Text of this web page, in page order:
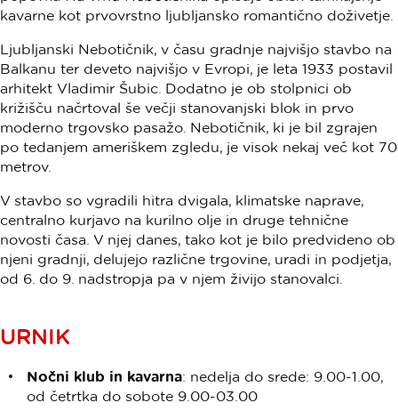
kavarne kot prvovrstno ljubljansko romantično doživetje.
Ljubljanski Nebotičnik, v času gradnje najvišjo stavbo na
Balkanu ter deveto najvišjo v Evropi, je leta 1933 postavil
arhitekt Vladimir Šubic. Dodatno je ob stolpnici ob
križišču načrtoval še večji stanovanjski blok in prvo
moderno trgovsko pasažo. Nebotičnik, ki je bil zgrajen
po tedanjem ameriškem zgledu, je visok nekaj več kot 70
metrov.
V stavbo so vgradili hitra dvigala, klimatske naprave,
centralno kurjavo na kurilno olje in druge tehnične
novosti časa. V njej danes, tako kot je bilo predvideno ob
njeni gradnji, delujejo različne trgovine, uradi in podjetja,
od 6. do 9. nadstropja pa v njem živijo stanovalci.
URNIK
Nočni klub in kavarna: nedelja do srede: 9.00-1.00,
od četrtka do sobote 9.00-03.00